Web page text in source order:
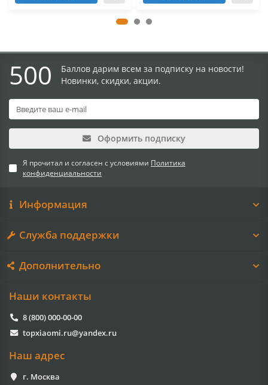
500
Баллов дарим всем за подписку на новости!
Новинки, скидки, акции.
Оформить подписку
Я прочитал и согласен с условиями Политика
конфиденциальности
Информация
Служба поддержки
Дополнительно
Наши контакты
8 (800) 000-00-00
topxiaomi.ru@yandex.ru
Наш адрес
г. Москва